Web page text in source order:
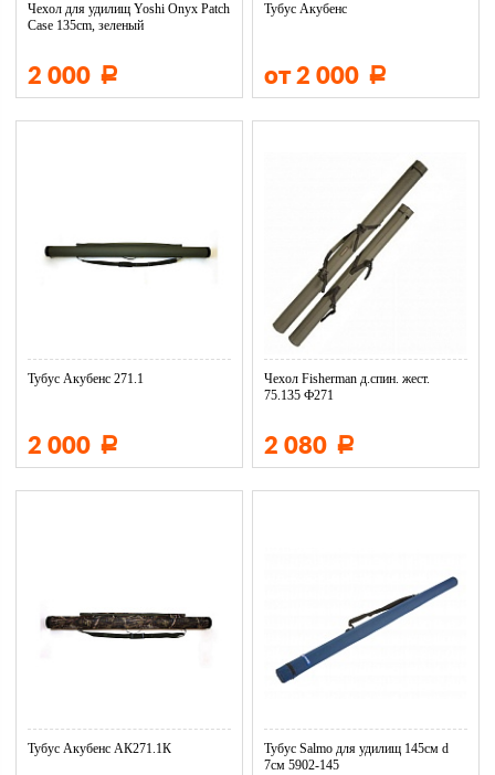
Чехол для удилищ Yoshi Onyx Patch
Сase 135cm, зеленый
2 000 Р
Тубус Акубенс
от 2 000 Р
Тубус Акубенс 271.1
2 000 Р
Чехол Fisherman д.спин. жест.
75.135 Ф271
2 080 Р
Тубус Акубенс АК271.1К
Тубус Salmo для удилищ 145см d
7см 5902-145